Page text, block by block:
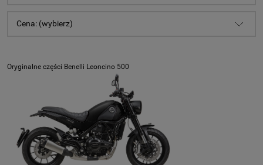
Cena: (wybierz)
Oryginalne części Benelli Leoncino 500